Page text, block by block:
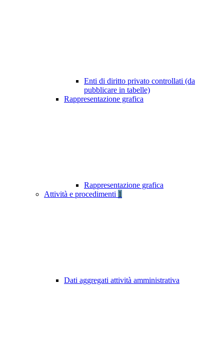
Enti di diritto privato controllati (da
pubblicare in tabelle)
Rappresentazione grafica
Rappresentazione grafica
Attività e procedimenti 1
Dati aggregati attività amministrativa